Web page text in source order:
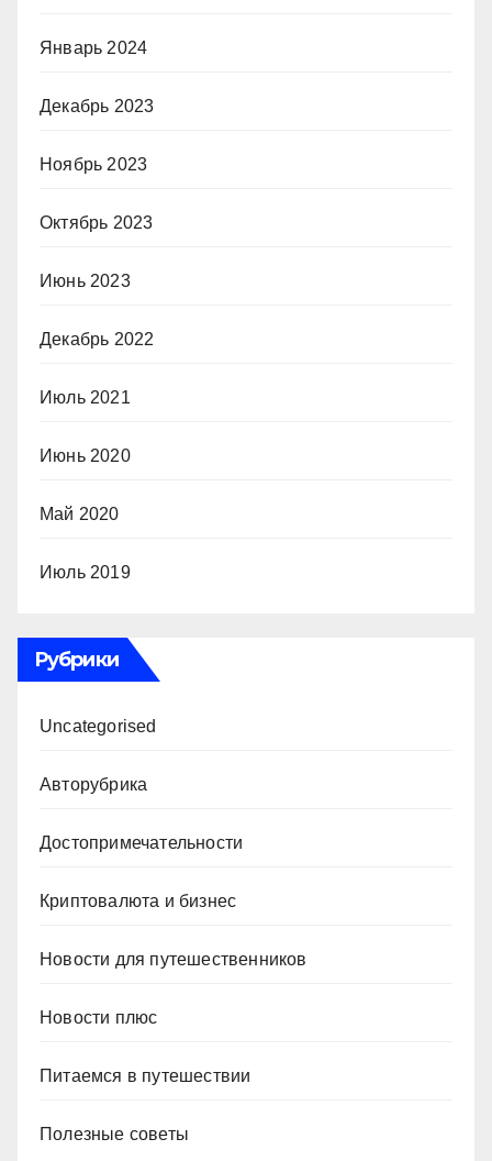
Январь 2024
Декабрь 2023
Ноябрь 2023
Октябрь 2023
Июнь 2023
Декабрь 2022
Июль 2021
Июнь 2020
Май 2020
Июль 2019
Рубрики
Uncategorised
Авторубрика
Достопримечательности
Криптовалюта и бизнес
Новости для путешественников
Новости плюс
Питаемся в путешествии
Полезные советы